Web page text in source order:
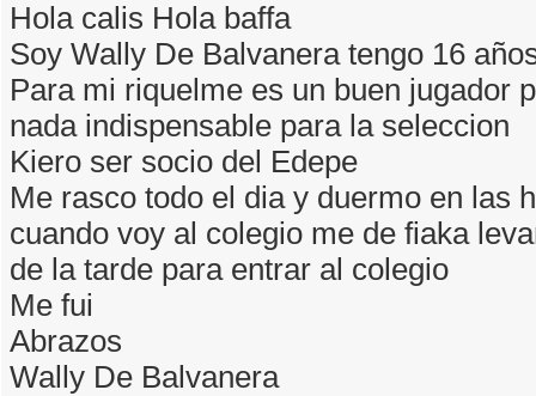
Hola calis Hola baffa
Soy Wally De Balvanera tengo 16
Para mi riquelme es un buen jugador
nada indispensable para la seleccion
Kiero ser socio del Edepe
Me rasco todo el dia y duermo en las
cuando voy al colegio me de fiaka
de la tarde para entrar al colegio
Me fui
Abrazos
Wally De Balvanera